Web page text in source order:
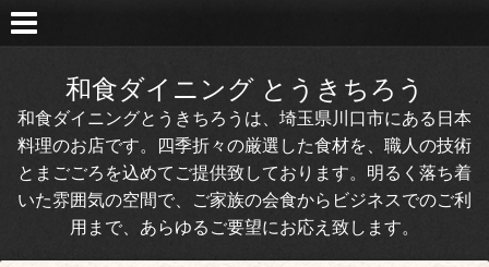
和食ダイニング とうきちろう
和食ダイニングとうきちろうは、埼玉県川口市にある日本
料理のお店です。四季折々の厳選した食材を、職人の技術
とまごごろを込めてご提供致しております。明るく落ち着
いた雰囲気の空間で、ご家族の会食からビジネスでのご利
用まで、あらゆるご要望にお応え致します。